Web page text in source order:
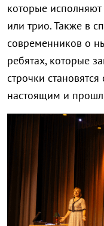
которые исполняют
или трио. Также в
современников о
ребятах, которые
строчки
настоящим и